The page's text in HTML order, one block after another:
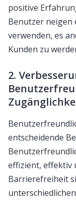
positive
Benutzer neigen
verwenden, es
Kunden zu
2.
entscheidende
effizient, effektiv
Barrierefreiheit